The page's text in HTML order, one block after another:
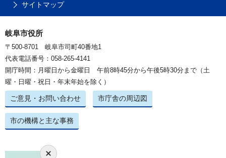
サイトマップ
岐阜市役所
〒500-8701 岐阜市司町40番地1
代表電話番号：058-265-4141
開庁時間：月曜日から金曜日 午前8時45分から午後5時30分まで（土
曜・日曜・祝日・年末年始を除く）
ご意見・お問い合わせ 市庁舎の周辺図
市の機構と主な事務